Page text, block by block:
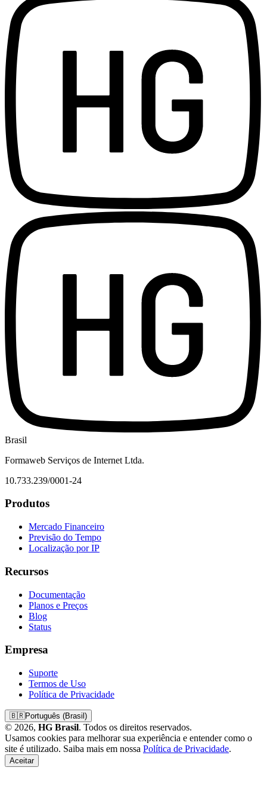
Brasil
Formaweb Serviços de Internet Ltda.
10.733.239/0001-24
Produtos
Mercado Financeiro
Previsão do Tempo
Localização por IP
Recursos
Documentação
Planos e Preços
Blog
Status
Empresa
Suporte
Termos de Uso
Política de Privacidade
🇧🇷Português (Brasil)
© 2026, HG Brasil. Todos os direitos reservados.
Usamos cookies para melhorar sua experiência e entender como o
site é utilizado. Saiba mais em nossa Política de Privacidade.
Aceitar